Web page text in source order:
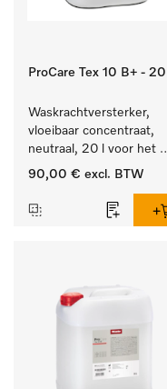
ProCare Tex 10 B+ - 20 l
Waskrachtversterker,
vloeibaar concentraat,
neutraal, 20 l voor het
effectief verwijderen van
90,00 € excl. BTW